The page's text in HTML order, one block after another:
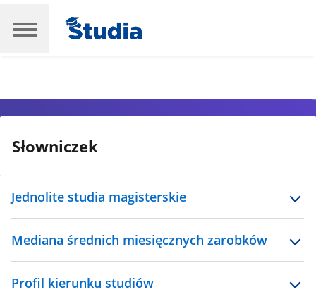
Słowniczek
Jednolite studia magisterskie
Mediana średnich miesięcznych zarobków
Profil kierunku studiów